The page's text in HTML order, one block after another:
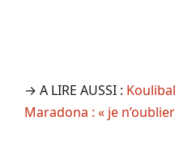
→ A LIRE AUSSI :
Maradona : « je